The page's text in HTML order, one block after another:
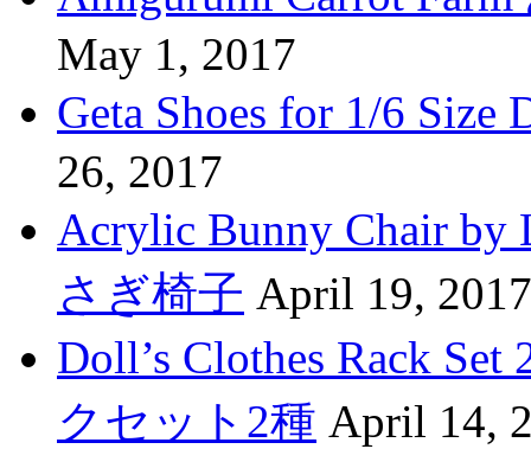
May 1, 2017
Geta Shoes for 1/6
26, 2017
Acrylic Bunny Chair
さぎ椅子 April 19, 2017
Doll’s Clothes Rack
クセット2種 April 14,